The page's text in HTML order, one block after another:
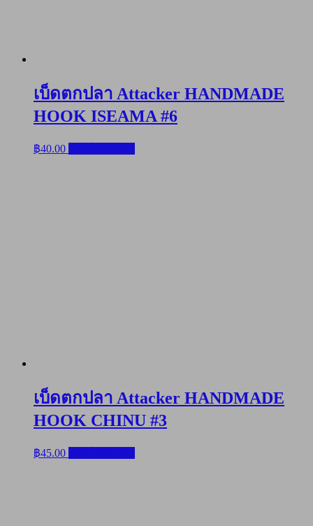
เบ็ดตกปลา Attacker HANDMADE
HOOK ISEAMA #6
฿40.00
เบ็ดตกปลา Attacker HANDMADE
HOOK CHINU #3
฿45.00